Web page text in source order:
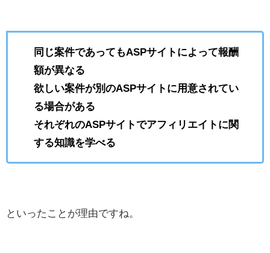
同じ案件であってもASPサイトによって報酬
額が異なる
欲しい案件が別のASPサイトに用意されてい
る場合がある
それぞれのASPサイトでアフィリエイトに関
する知識を学べる
といったことが理由ですね。